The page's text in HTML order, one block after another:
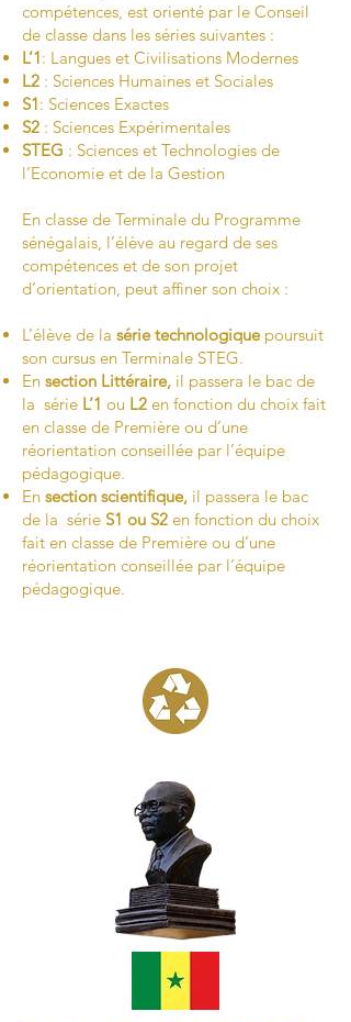
compétences, est orienté par le Conseil
de classe dans les séries suivantes :
L’1: Langues et Civilisations Modernes
L2 : Sciences Humaines et Sociales
S1: Sciences Exactes
S2 : Sciences Expérimentales
STEG : Sciences et Technologies de
l’Economie et de la Gestion
En classe de Terminale du Programme
sénégalais, l’élève au regard de ses
compétences et de son projet
d’orientation, peut affiner son choix :
L’élève de la série technologiquepoursuit
son cursus en Terminale STEG.
En section Littéraire, il passera le bac de
la série L’1 ou L2 en fonction du choix fait
en classe de Première ou d’une
réorientation conseillée par l’équipe
pédagogique.
En section scientifique, il passera le bac
de la série S1 ou S2 en fonction du choix
fait en classe de Première ou d’une
réorientation conseillée par l’équipe
pédagogique.